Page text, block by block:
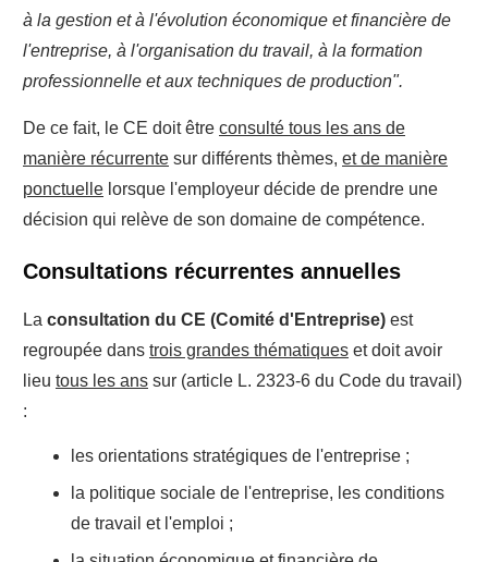
à la gestion et à l'évolution économique et financière de
l'entreprise, à l'organisation du travail, à la formation
professionnelle et aux techniques de production".
De ce fait, le CE doit être consulté tous les ans de
manière récurrente sur différents thèmes, et de manière
ponctuelle lorsque l'employeur décide de prendre une
décision qui relève de son domaine de compétence.
Consultations récurrentes annuelles
La consultation du CE (Comité d'Entreprise) est
regroupée dans trois grandes thématiques et doit avoir
lieu tous les ans sur (article L. 2323-6 du Code du travail)
:
les orientations stratégiques de l'entreprise ;
la politique sociale de l'entreprise, les conditions
de travail et l'emploi ;